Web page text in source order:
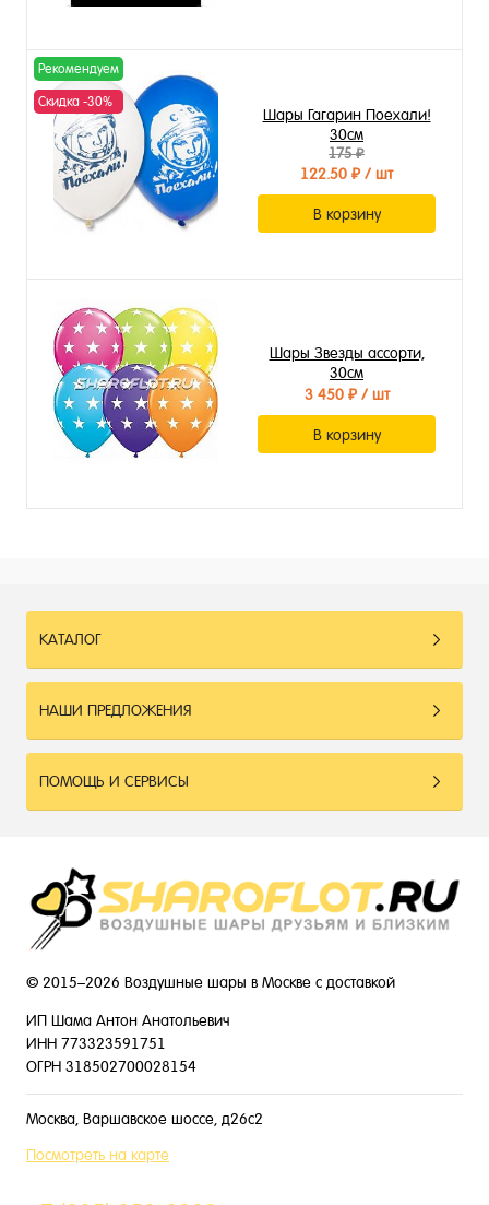
Рекомендуем
Скидка -30%
Шары Гагарин Поехали!
30см
175 ₽
122.50 ₽/ шт
В корзину
Шары Звезды ассорти,
30см
3 450 ₽/ шт
В корзину
КАТАЛОГ
НАШИ ПРЕДЛОЖЕНИЯ
ПОМОЩЬ И СЕРВИСЫ
© 2015–2026 Воздушные шары в Москве с доставкой
ИП Шама Антон Анатольевич
ИНН 773323591751
ОГРН 318502700028154
Москва, Варшавское шоссе, д26с2
Посмотреть на карте